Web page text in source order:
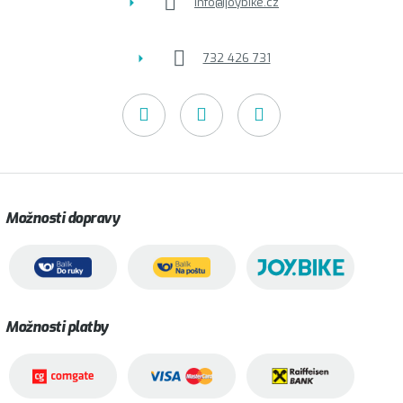
732 426 731
Možnosti dopravy
Možnosti platby